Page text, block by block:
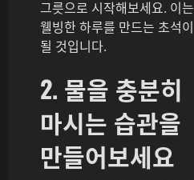
그릇으로 시작해보세요. 이는
웰빙한 하루를 만드는 초석이
될 것입니다.
2. 물을 충분히
마시는 습관을
만들어보세요